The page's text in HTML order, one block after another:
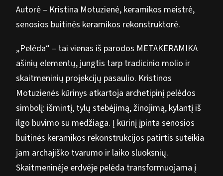
Autorė – Kristina Motuzienė, keramikos meistrė,
senosios buitinės keramikos rekonstruktorė.
„Pelėda“ – tai vienas iš parodos METAKERAMIKA
ašinių elementų, jungtis tarp tradicinio molio ir
skaitmeninių projekcijų pasaulio. Kristinos
Motuzienės kūrinys atkartoja archetipinį pelėdos
simbolį: išmintį, tylų stebėjimą, žinojimą, kylantį iš
ilgo buvimo su medžiaga. Į kūrinį įpinta senosios
buitinės keramikos rekonstrukcijos patirtis suteikia
jam archajiško tvarumo ir laiko sluoksnių.
Skaitmeninėje erdvėje pelėda transformuojama į